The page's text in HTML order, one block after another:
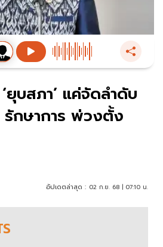
ยุบสภา’ แค่จัดลำดับ
กษาการ พ่วงตั้ง
อัปเดตล่าสุด : 02 ก.ย. 68 | 07:10 น.